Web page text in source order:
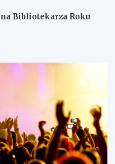
Bibliotekarza Roku